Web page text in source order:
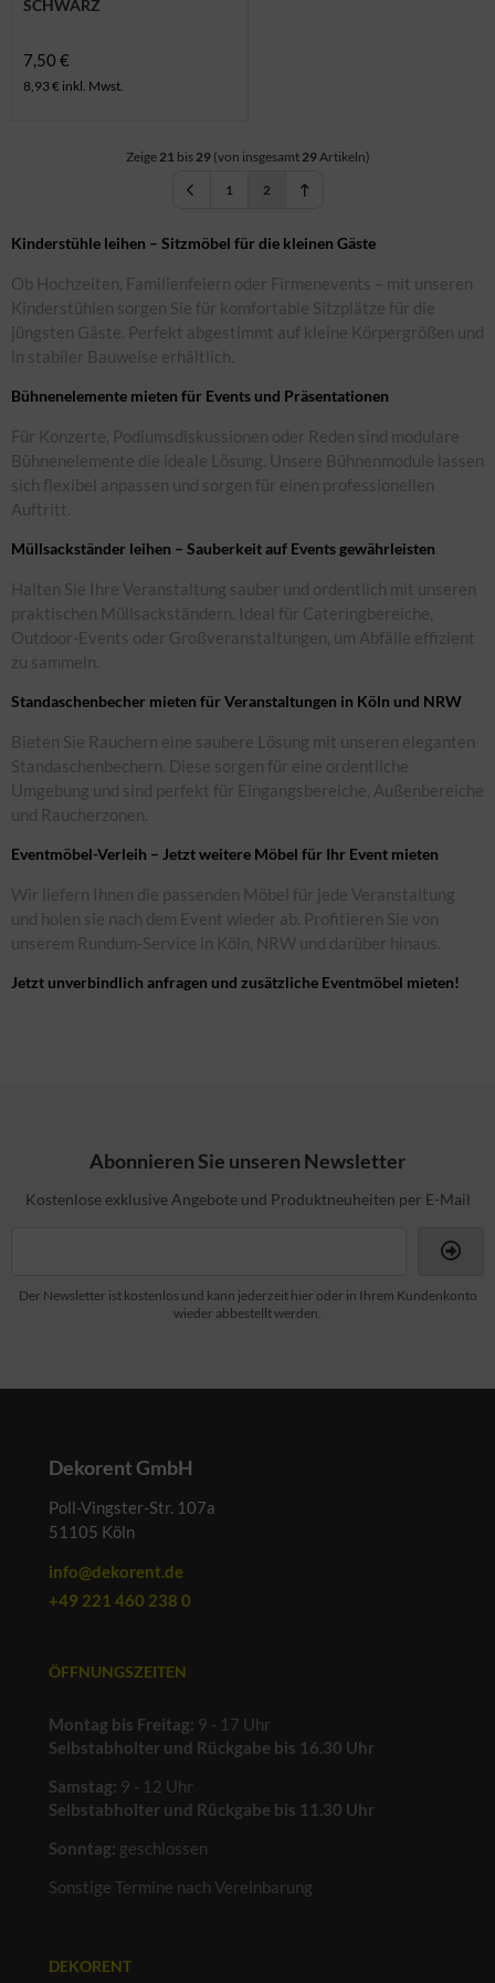
SCHWARZ
7,50 €
8,93 € inkl. Mwst.
Zeige 21 bis 29(von insgesamt 29Artikeln)
1
2
Kinderstühle leihen – Sitzmöbel für die kleinen Gäste
Ob Hochzeiten, Familienfeiern oder Firmenevents – mit unseren
Kinderstühlen sorgen Sie für komfortable Sitzplätze für die
jüngsten Gäste. Perfekt abgestimmt auf kleine Körpergrößen und
in stabiler Bauweise erhältlich.
Bühnenelemente mieten für Events und Präsentationen
Für Konzerte, Podiumsdiskussionen oder Reden sind modulare
Bühnenelemente die ideale Lösung. Unsere Bühnenmodule lassen
sich flexibel anpassen und sorgen für einen professionellen
Auftritt.
Müllsackständer leihen – Sauberkeit auf Events gewährleisten
Halten Sie Ihre Veranstaltung sauber und ordentlich mit unseren
praktischen Müllsackständern. Ideal für Cateringbereiche,
Outdoor-Events oder Großveranstaltungen, um Abfälle effizient
zu sammeln.
Standaschenbecher mieten für Veranstaltungen in Köln und NRW
Bieten Sie Rauchern eine saubere Lösung mit unseren eleganten
Standaschenbechern. Diese sorgen für eine ordentliche
Umgebung und sind perfekt für Eingangsbereiche, Außenbereiche
und Raucherzonen.
Eventmöbel-Verleih – Jetzt weitere Möbel für Ihr Event mieten
Wir liefern Ihnen die passenden Möbel für jede Veranstaltung
und holen sie nach dem Event wieder ab. Profitieren Sie von
unserem Rundum-Service in Köln, NRW und darüber hinaus.
Jetzt unverbindlich anfragen und zusätzliche Eventmöbel mieten!
Abonnieren Sie unseren Newsletter
Kostenlose exklusive Angebote und Produktneuheiten per E-Mail
Der Newsletter ist kostenlos und kann jederzeit hier oder in Ihrem Kundenkonto
wieder abbestellt werden.
Dekorent GmbH
Poll-Vingster-Str. 107a
51105 Köln
info@dekorent.de
+49 221 460 238 0
ÖFFNUNGSZEITEN
Montag bis Freitag: 9 - 17 Uhr
Selbstabholter und Rückgabe bis 16.30 Uhr
Samstag: 9 - 12 Uhr
Selbstabholter und Rückgabe bis 11.30 Uhr
Sonntag: geschlossen
Sonstige Termine nach Vereinbarung
DEKORENT